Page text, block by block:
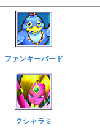
ファンキーバード
クシャラミ